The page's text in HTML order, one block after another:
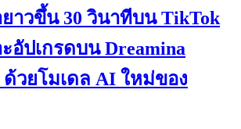
าวขึ้น 30 วินาทีบน TikTok
อัปเกรดบน Dreamina
ด้วยโมเดล AI ใหม่ของ